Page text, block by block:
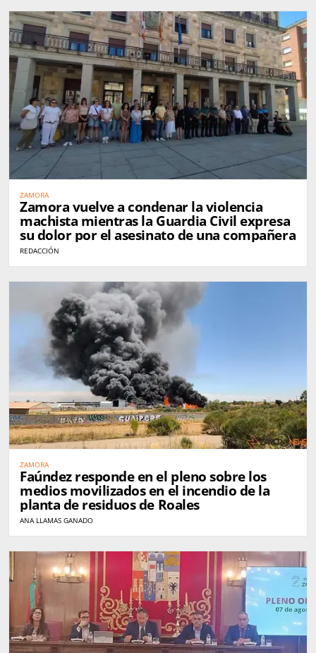
ZAMORA
Zamora vuelve a condenar la violencia
machista mientras la Guardia Civil expresa
su dolor por el asesinato de una compañera
REDACCIÓN
ZAMORA
Faúndez responde en el pleno sobre los
medios movilizados en el incendio de la
planta de residuos de Roales
ANA LLAMAS GANADO